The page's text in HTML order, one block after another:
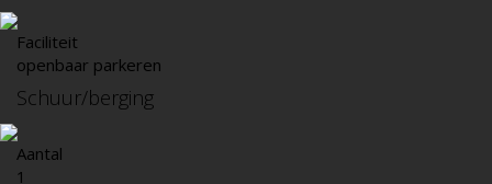
Faciliteit
openbaar parkeren
Schuur/berging
Aantal
1